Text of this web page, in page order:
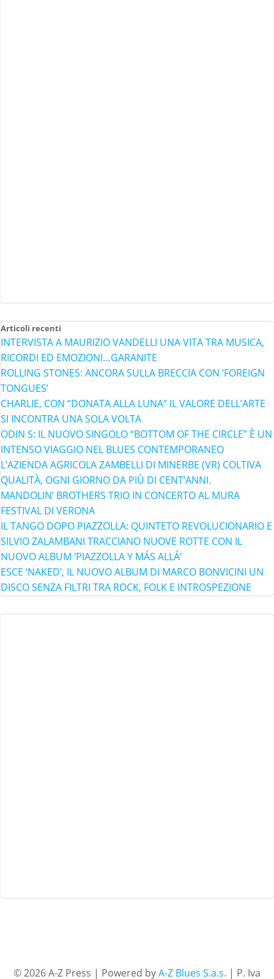
Articoli recenti
INTERVISTA A MAURIZIO VANDELLI UNA VITA TRA MUSICA,
RICORDI ED EMOZIONI…GARANITE
ROLLING STONES: ANCORA SULLA BRECCIA CON ‘FOREIGN
TONGUES’
CHARLIE, CON “DONATA ALLA LUNA” IL VALORE DELL’ARTE
SI INCONTRA UNA SOLA VOLTA
ODIN S: IL NUOVO SINGOLO “BOTTOM OF THE CIRCLE” È UN
INTENSO VIAGGIO NEL BLUES CONTEMPORANEO
L’AZIENDA AGRICOLA ZAMBELLI DI MINERBE (VR) COLTIVA
QUALITÀ, OGNI GIORNO DA PIÙ DI CENT’ANNI.
MANDOLIN’ BROTHERS TRIO IN CONCERTO AL MURA
FESTIVAL DI VERONA
IL TANGO DOPO PIAZZOLLA: QUINTETO REVOLUCIONARIO E
SILVIO ZALAMBANI TRACCIANO NUOVE ROTTE CON IL
NUOVO ALBUM ‘PIAZZOLLA Y MÁS ALLÁ’
ESCE ‘NAKED’, IL NUOVO ALBUM DI MARCO BONVICINI UN
DISCO SENZA FILTRI TRA ROCK, FOLK E INTROSPEZIONE
© 2026 A-Z Press | Powered byA-Z Blues S.a.s. | P. Iva